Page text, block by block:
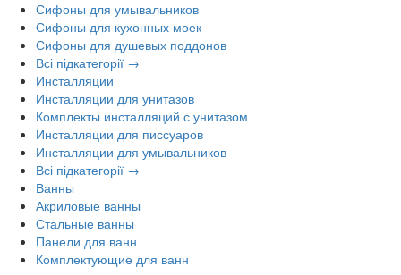
Сифоны для умывальников
Сифоны для кухонных моек
Сифоны для душевых поддонов
Всі підкатегорії →
Инсталляции
Инсталляции для унитазов
Комплекты инсталляций с унитазом
Инсталляции для писсуаров
Инсталляции для умывальников
Всі підкатегорії →
Ванны
Акриловые ванны
Стальные ванны
Панели для ванн
Комплектующие для ванн